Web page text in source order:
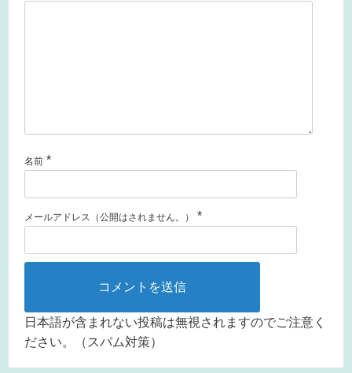
名前 *
メールアドレス（公開はされません。） *
日本語が含まれない投稿は無視されますのでご注意く
ださい。（スパム対策）